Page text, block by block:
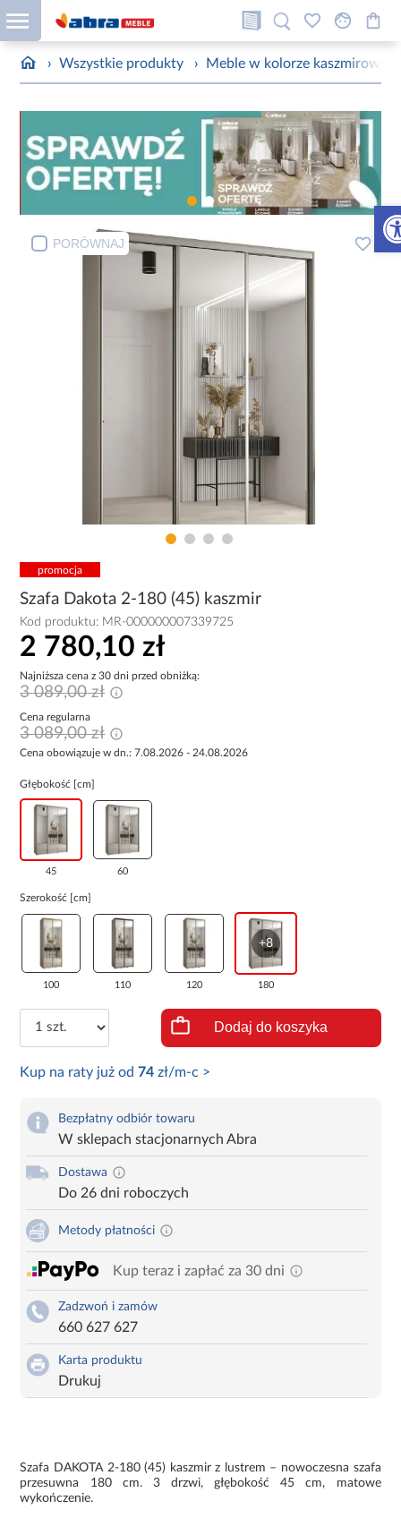
› Wszystkie produkty › Meble w kolorze kaszmirowym
PORÓWNAJ
promocja
Szafa Dakota 2-180 (45) kaszmir
Kod produktu: MR-000000007339725
2 780,10 zł
Najniższa cena z 30 dni przed obniżką:
3 089,00 zł
Cena regularna
3 089,00 zł
Cena obowiązuje w dn.: 7.08.2026 - 24.08.2026
Głębokość [cm]
45 60
Szerokość [cm]
100 110 120
+8
180
Dodaj do koszyka
Kup na raty już od74 zł/m-c >
Bezpłatny odbiór towaru
W sklepach stacjonarnych Abra
Dostawa
Do 26 dni roboczych
Metody płatności
Kup teraz i zapłać za 30 dni
Zadzwoń i zamów
660 627 627
Karta produktu
Drukuj
Szafa DAKOTA 2-180 (45) kaszmir z lustrem – nowoczesna szafa
przesuwna 180 cm. 3 drzwi, głębokość 45 cm, matowe
wykończenie.